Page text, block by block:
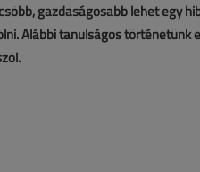
gazdaságosabb lehet egy
Alábbi tanulságos